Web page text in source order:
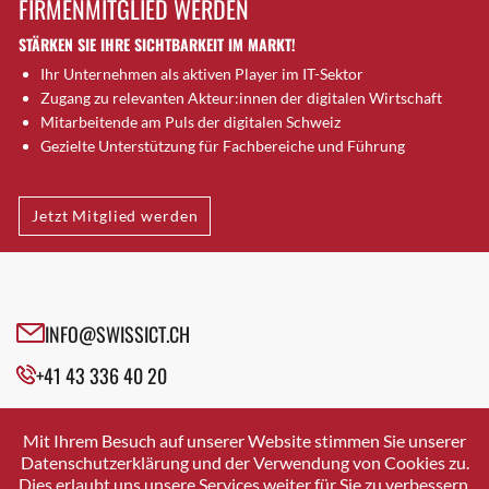
Brugg AG
Brütten
Bubendorf
Bubikon
Buchs (SG)
Bäretswil
Bülach
Cazis
Crissier
Davos Platz
Dierikon
Dietikon
FIRMENMITGLIED WERDEN
STÄRKEN SIE IHRE SICHTBARKEIT IM MARKT!
Ihr Unternehmen als aktiven Player im IT-Sektor
Zugang zu relevanten Akteur:innen der digitalen Wirtschaft
Mitarbeitende am Puls der digitalen Schweiz
Gezielte Unterstützung für Fachbereiche und Führung
Jetzt Mitglied werden
INFO@SWISSICT.CH
+41 43 336 40 20
SWISSICT
VULKANSTRASSE 120
8048 ZURICH
Mit Ihrem Besuch auf unserer Website stimmen Sie unserer
Datenschutzerklärung und der Verwendung von Cookies zu.
Dies erlaubt uns unsere Services weiter für Sie zu verbessern.